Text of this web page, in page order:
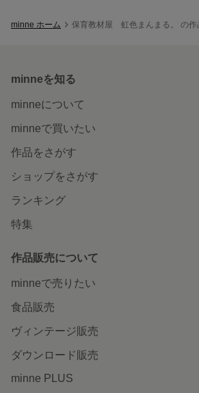
minne ホーム 保育教材屋 虹色まんまる。 の作
minneを知る
minneについて
minneで買いたい
作品をさがす
ショップをさがす
ランキング
特集
作品販売について
minneで売りたい
食品販売
ヴィンテージ販売
ダウンロード販売
minne PLUS